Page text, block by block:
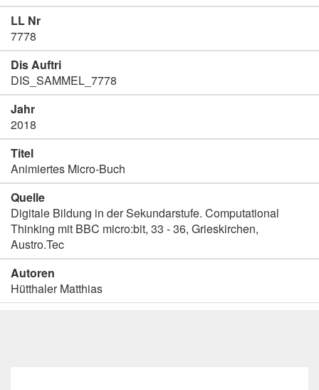
LL Nr
7778
Dis Auftri
DIS_SAMMEL_7778
Jahr
2018
Titel
Animiertes Micro-Buch
Quelle
Digitale Bildung in der Sekundarstufe. Computational
Thinking mit BBC micro:bit, 33 - 36, Grieskirchen,
Austro.Tec
Autoren
Hütthaler Matthias